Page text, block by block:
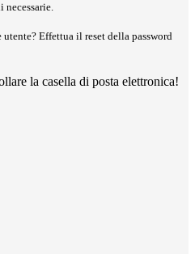
Effettua il reset della password
la casella di posta elettronica!